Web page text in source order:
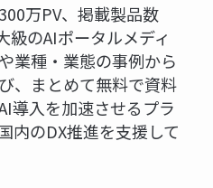
万PV、掲載製品数
級のAIポータルメディ
業種・業態の事例から
、まとめて無料で資料
導入を加速させるプラ
内のDX推進を支援して